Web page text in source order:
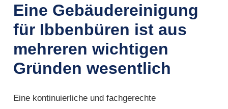
Eine Gebäudereinigung
für Ibbenbüren ist aus
mehreren wichtigen
Gründen wesentlich
Eine kontinuierliche und fachgerechte